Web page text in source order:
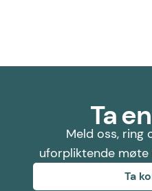
Ta
Meld oss, ring
uforpliktende
Ta